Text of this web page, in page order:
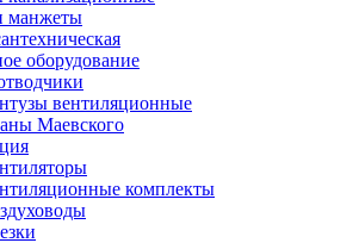
манжеты
оборудование
вентиляционные
Маевского
комплекты